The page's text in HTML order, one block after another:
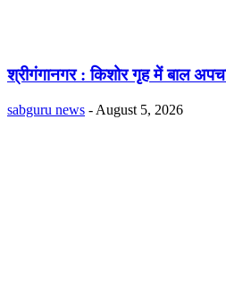
श्रीगंगानगर : किशोर गृह में बाल
sabguru news - August 5, 2026